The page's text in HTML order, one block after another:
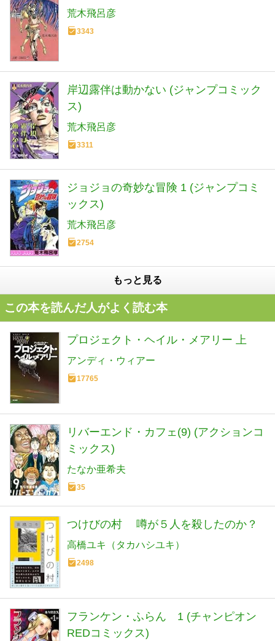
荒木飛呂彦
3343
岸辺露伴は動かない (ジャンプコミック
ス)
荒木飛呂彦
3311
ジョジョの奇妙な冒険 1 (ジャンプコミ
ックス)
荒木飛呂彦
2754
もっと見る
この本を読んだ人がよく読む本
プロジェクト・ヘイル・メアリー 上
アンディ・ウィアー
17765
リバーエンド・カフェ(9) (アクションコ
ミックス)
たなか亜希夫
35
つけびの村 噂が５人を殺したのか？
高橋ユキ（タカハシユキ）
2498
フランケン・ふらん 1 (チャンピオン
REDコミックス)